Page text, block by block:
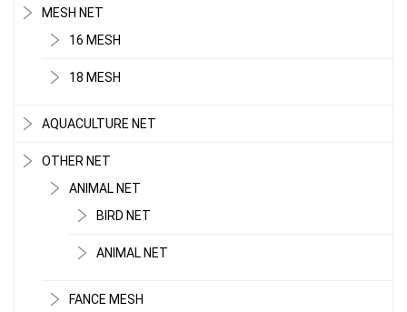
MESH NET
16 MESH
18 MESH
AQUACULTURE NET
OTHER NET
ANIMAL NET
BIRD NET
ANIMAL NET
FANCE MESH